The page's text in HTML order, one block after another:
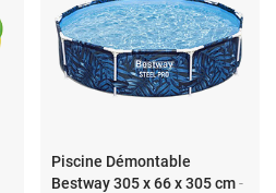
Piscine Démontable
Bestway 305 x 66 x 305 cm -